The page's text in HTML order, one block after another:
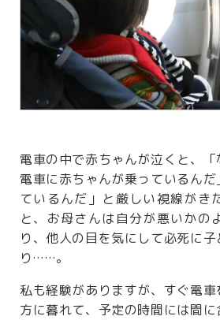
電車の中で赤ちゃんが泣くと、
電車に赤ちゃんが乗っているん
ているんだ」と厳しい視線がき
と、お母さんは自分が悪いかの
り、他人の目を気にして必死に
り……。
私も経験がありますが、すぐ電
方に暮れて、予定の時間には間